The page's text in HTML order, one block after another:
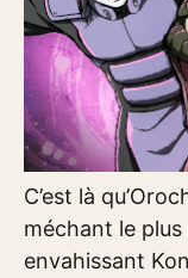
C’est là
méchant le plus
envahissant